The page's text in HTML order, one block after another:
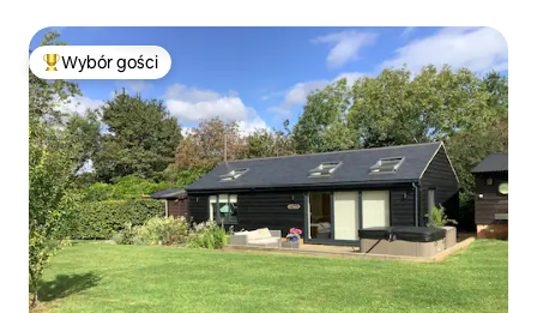
Najpopularniejsze z kategorii Wybór gości
Wybór gości